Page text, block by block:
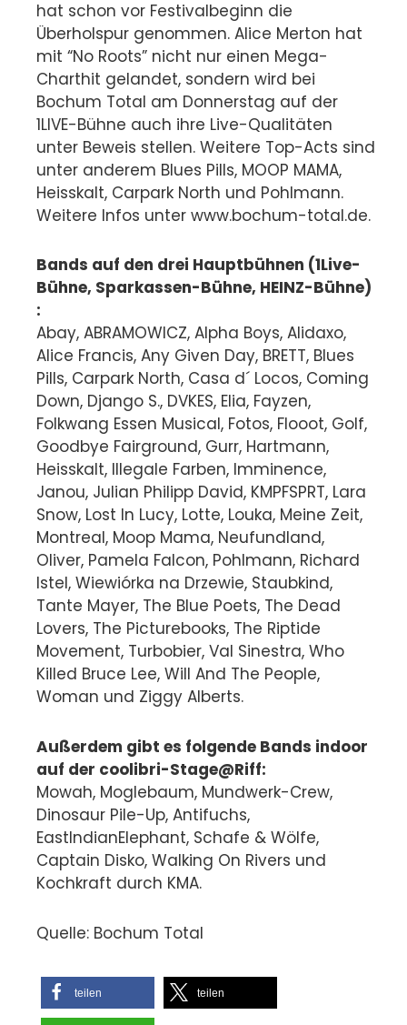
hat schon vor Festivalbeginn die
Überholspur genommen. Alice Merton hat
mit “No Roots” nicht nur einen Mega-
Charthit gelandet, sondern wird bei
Bochum Total am Donnerstag auf der
1LIVE-Bühne auch ihre Live-Qualitäten
unter Beweis stellen. Weitere Top-Acts sind
unter anderem Blues Pills, MOOP MAMA,
Heisskalt, Carpark North und Pohlmann.
Weitere Infos unter www.bochum-total.de.
Bands auf den drei Hauptbühnen (1Live-
Bühne, Sparkassen-Bühne, HEINZ-Bühne)
:
Abay, ABRAMOWICZ, Alpha Boys, Alidaxo,
Alice Francis, Any Given Day, BRETT, Blues
Pills, Carpark North, Casa d´ Locos, Coming
Down, Django S., DVKES, Elia, Fayzen,
Folkwang Essen Musical, Fotos, Flooot, Golf,
Goodbye Fairground, Gurr, Hartmann,
Heisskalt, Illegale Farben, Imminence,
Janou, Julian Philipp David, KMPFSPRT, Lara
Snow, Lost In Lucy, Lotte, Louka, Meine Zeit,
Montreal, Moop Mama, Neufundland,
Oliver, Pamela Falcon, Pohlmann, Richard
Istel, Wiewiórka na Drzewie, Staubkind,
Tante Mayer, The Blue Poets, The Dead
Lovers, The Picturebooks, The Riptide
Movement, Turbobier, Val Sinestra, Who
Killed Bruce Lee, Will And The People,
Woman und Ziggy Alberts.
Außerdem gibt es folgende Bands indoor
auf der coolibri-Stage@Riff:
Mowah, Moglebaum, Mundwerk-Crew,
Dinosaur Pile-Up, Antifuchs,
EastIndianElephant, Schafe & Wölfe,
Captain Disko, Walking On Rivers und
Kochkraft durch KMA.
Quelle: Bochum Total
teilen teilen